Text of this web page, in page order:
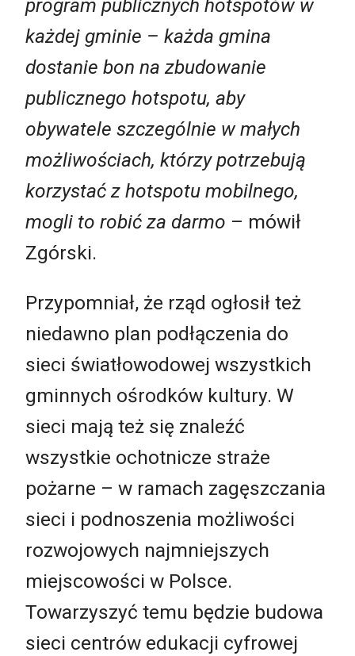
program publicznych hotspotów w
każdej gminie – każda gmina
dostanie bon na zbudowanie
publicznego hotspotu, aby
obywatele szczególnie w małych
możliwościach, którzy potrzebują
korzystać z hotspotu mobilnego,
mogli to robić za darmo – mówił
Zgórski.
Przypomniał, że rząd ogłosił też
niedawno plan podłączenia do
sieci światłowodowej wszystkich
gminnych ośrodków kultury. W
sieci mają też się znaleźć
wszystkie ochotnicze straże
pożarne – w ramach zagęszczania
sieci i podnoszenia możliwości
rozwojowych najmniejszych
miejscowości w Polsce.
Towarzyszyć temu będzie budowa
sieci centrów edukacji cyfrowej